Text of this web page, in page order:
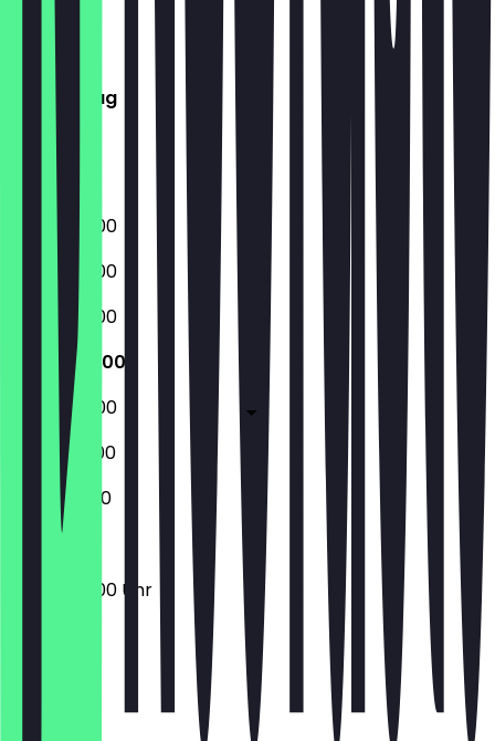
Montag
Dienstag
Mittwoch
Donnerstag
Freitag
Sonntag
06:00 - 18:00
06:00 - 18:00
06:00 - 18:00
06:00 - 18:00
06:00 - 18:00
07:00 - 12:00
07:00 - 11:00
06:00 - 18:00 Uhr